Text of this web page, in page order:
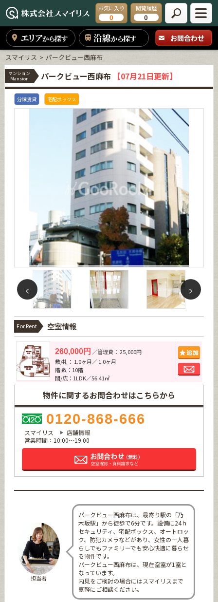
お気に入り
0
閲覧履歴
0
エリアから探す 沿線から探す お問合わせ
スマイリス パークビュー西麻布
マンション
Mansion
パークビュー西麻布 【07月21日更新】
分譲賃貸 宅配ボックス
For Rent 空室情報
260,000円 ／管理費： 25,000円
敷/礼： 1.0ヶ月／ 1.0ヶ月
階 数：10階
間/広：1LDK／56.41㎡
物件に関するお問合わせはこちらから
0120-868-666
スマイリス
店舗情報
営業時間：10:00～19:00
担当者
パークビュー西麻布は、最寄り駅の「乃
木坂駅」から徒歩で6分です。設備に24ｈ
セキュリティ、宅配ボックス、オートロッ
ク、防犯カメラなどがあり、女性の一人暮
らしでもファミリーでも安心快適に暮らせ
る物件です。
パークビュー西麻布は、現在空室が1室と
なっています。
内見をご検討の場合にはスマイリスまで
気軽にご相談ください。